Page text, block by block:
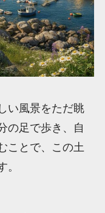
い風景をただ眺
の足で歩き、自
ことで、この土
。